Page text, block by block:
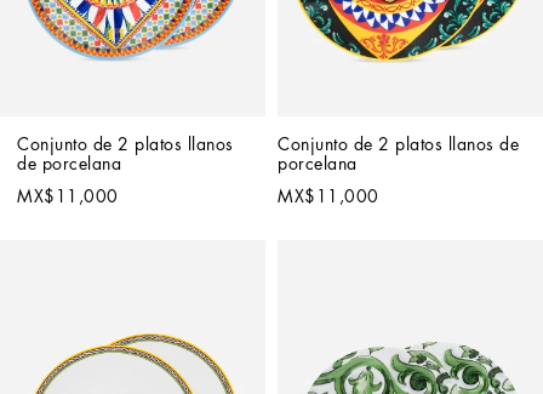
Conjunto de 2 platos llanos
de porcelana
MX$11,000
Conjunto de 2 platos llanos de
porcelana
MX$11,000